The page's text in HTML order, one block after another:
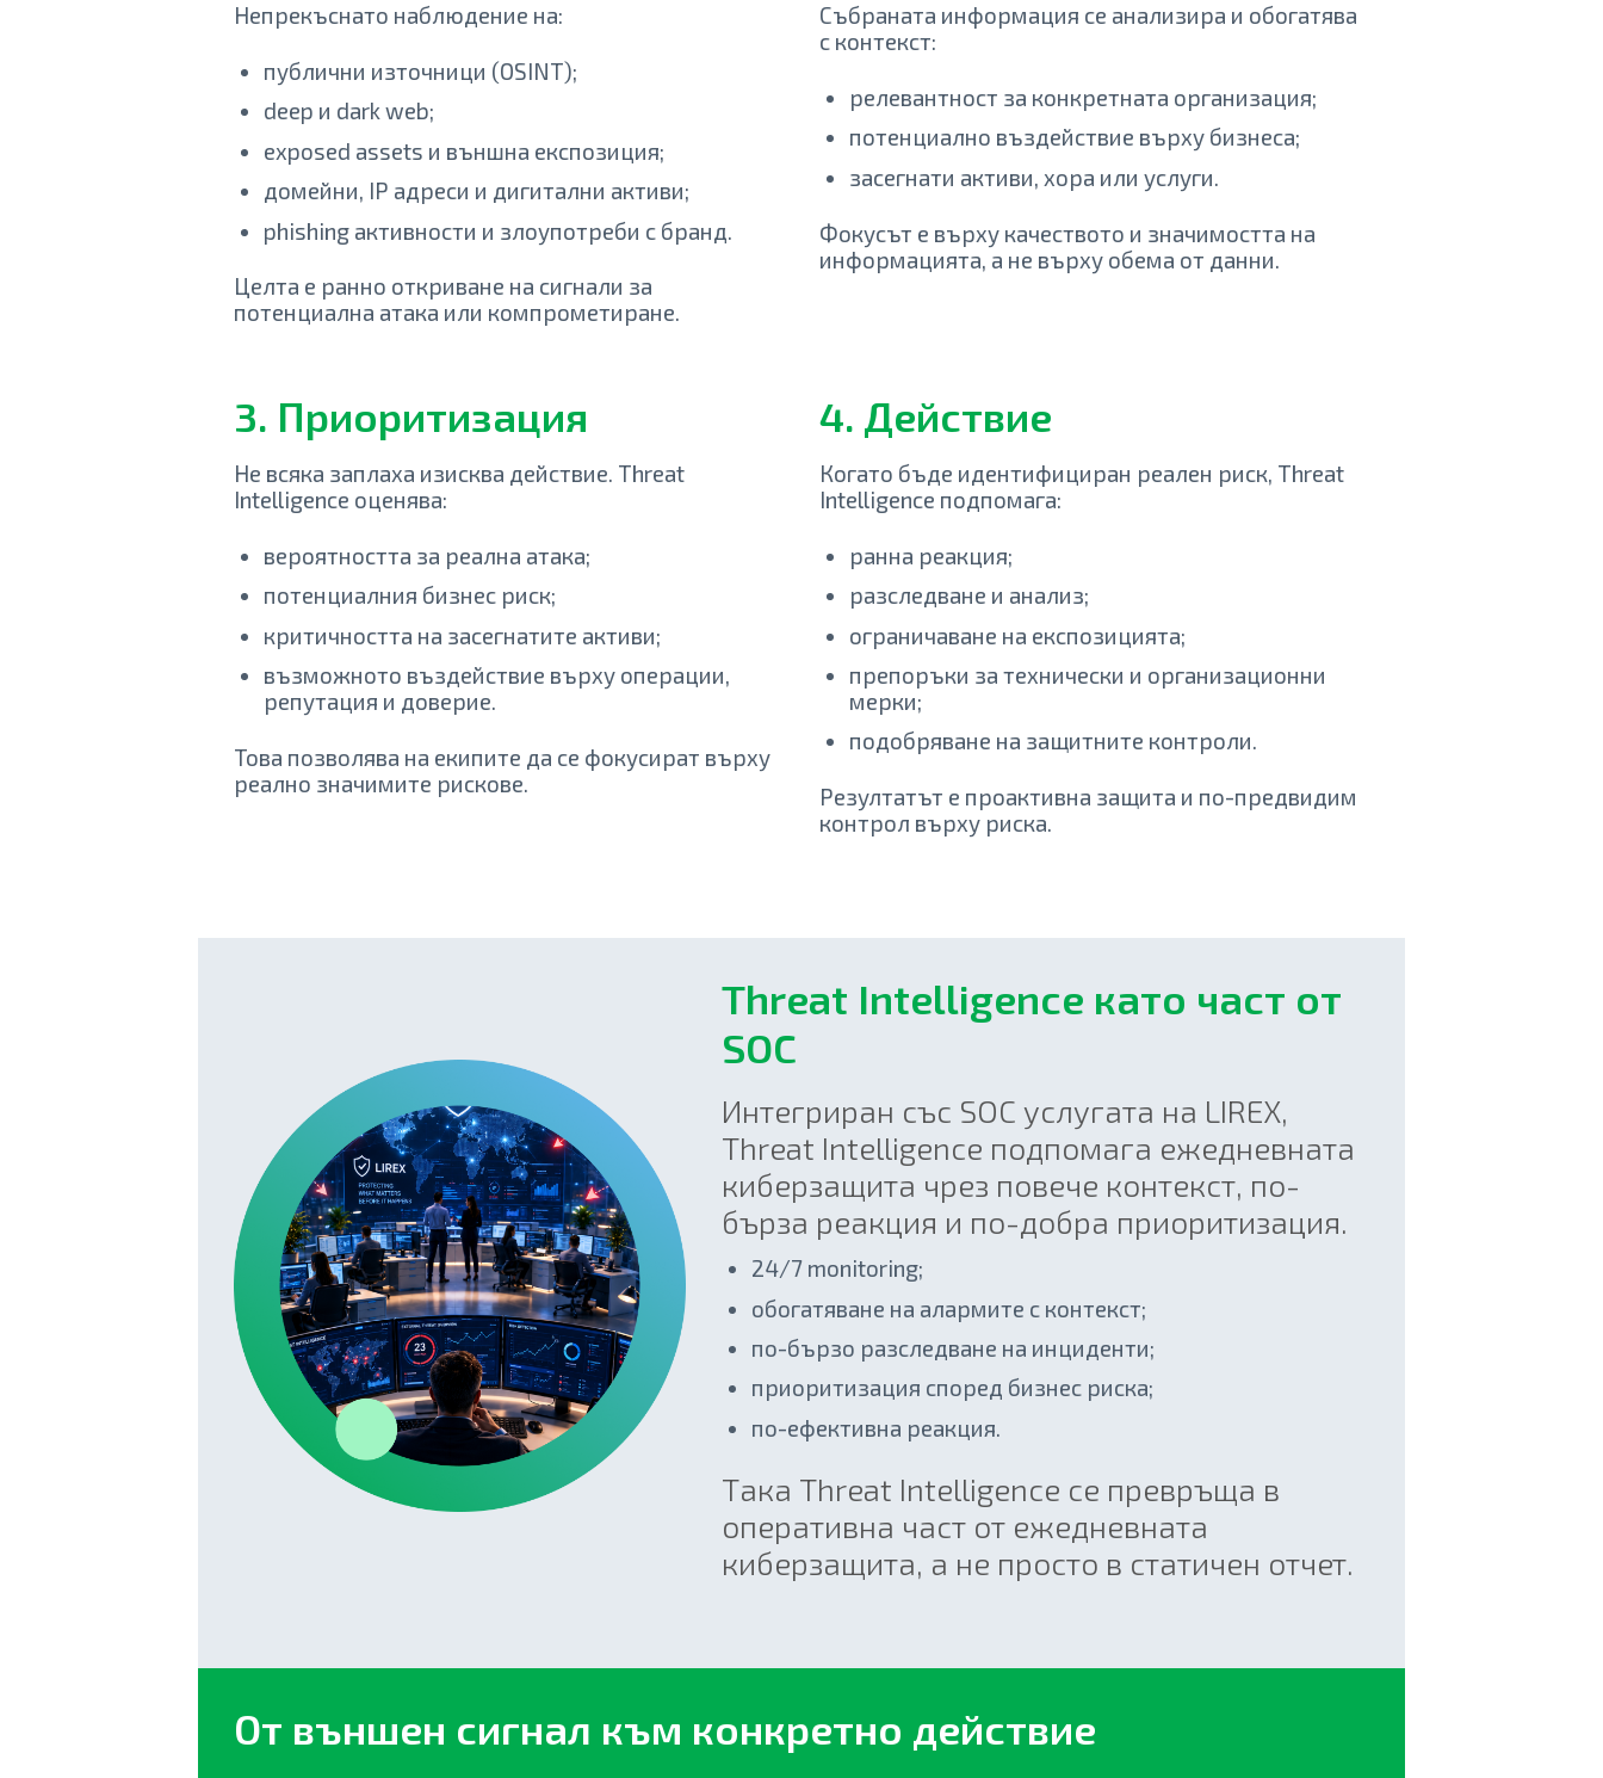
Непрекъснато наблюдение на:
публични източници (OSINT);
deep и dark web;
exposed assets и външна експозиция;
домейни, IP адреси и дигитални активи;
phishing активности и злоупотреби с бранд.
Целта е ранно откриване на сигнали за
потенциална атака или компрометиране.
Събраната информация се анализира и обогатява
с контекст:
релевантност за конкретната организация;
потенциално въздействие върху бизнеса;
засегнати активи, хора или услуги.
Фокусът е върху качеството и значимостта на
информацията, а не върху обема от данни.
3. Приоритизация
Не всяка заплаха изисква действие. Threat
Intelligence оценява:
вероятността за реална атака;
потенциалния бизнес риск;
критичността на засегнатите активи;
възможното въздействие върху операции,
репутация и доверие.
Това позволява на екипите да се фокусират върху
реално значимите рискове.
4. Действие
Когато бъде идентифициран реален риск, Threat
Intelligence подпомага:
ранна реакция;
разследване и анализ;
ограничаване на експозицията;
препоръки за технически и организационни
мерки;
подобряване на защитните контроли.
Резултатът е проактивна защита и по-предвидим
контрол върху риска.
Threat Intelligence като част от
SOC
Интегриран със SOC услугата на LIREX,
Threat Intelligence подпомага ежедневната
киберзащита чрез повече контекст, по-
бърза реакция и по-добра приоритизация.
24/7 monitoring;
обогатяване на алармите с контекст;
по-бързо разследване на инциденти;
приоритизация според бизнес риска;
по-ефективна реакция.
Така Threat Intelligence се превръща в
оперативна част от ежедневната
киберзащита, а не просто в статичен отчет.
От външен сигнал към конкретно действие